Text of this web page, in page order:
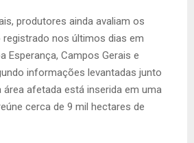
produtores ainda avaliam os
nos últimos dias em
Esperança, Campos Gerais e
informações levantadas junto
afetada está inserida em uma
cerca de 9 mil hectares de